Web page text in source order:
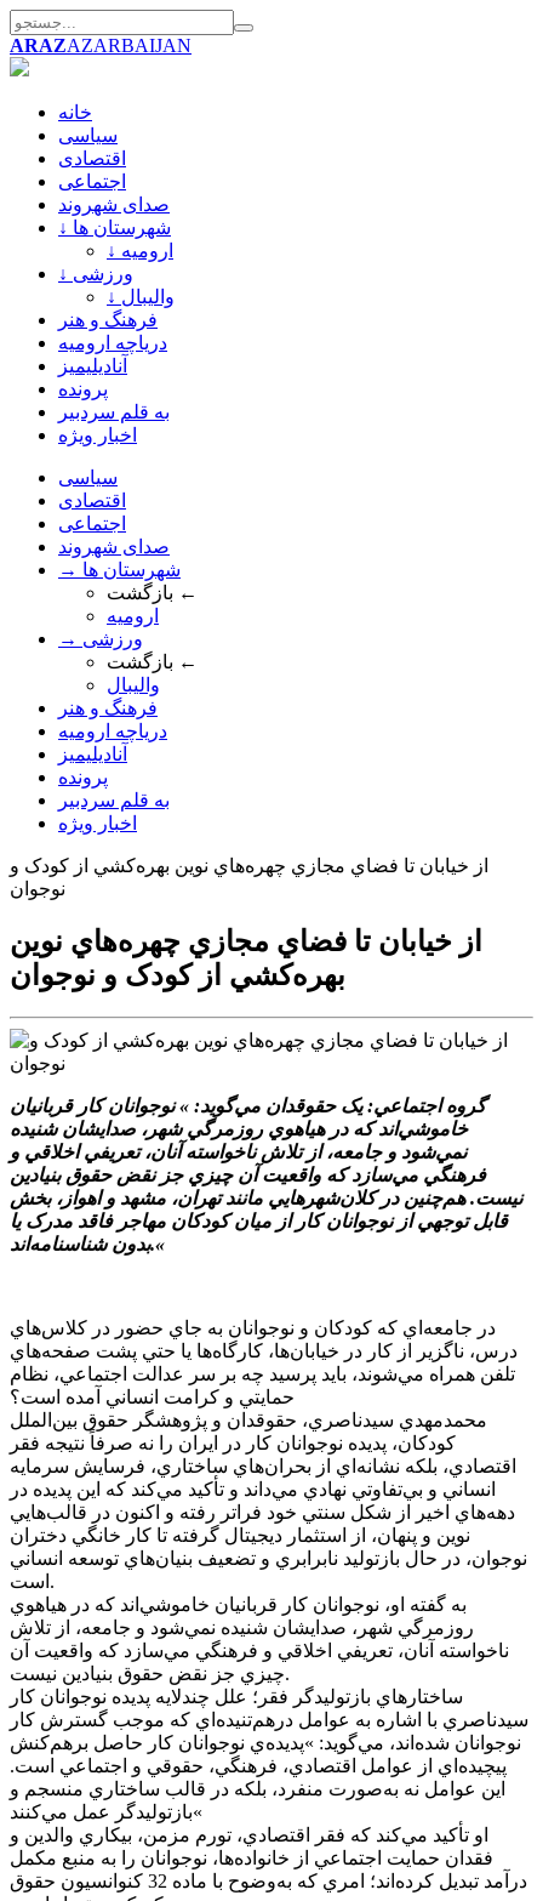
ARAZAZARBAIJAN
خانه
سیاسی
اقتصادی
اجتماعی
صدای شهروند
↓ شهرستان ها
↓ ارومیه
↓ ورزشی
↓ والیبال
فرهنگ و هنر
دریاچه ارومیه
آنادیلیمیز
پرونده
به قلم سردبیر
اخبار ویژه
سیاسی
اقتصادی
اجتماعی
صدای شهروند
→ شهرستان ها
بازگشت ←
ارومیه
→ ورزشی
بازگشت ←
والیبال
فرهنگ و هنر
دریاچه ارومیه
آنادیلیمیز
پرونده
به قلم سردبیر
اخبار ویژه
از خيابان تا فضاي مجازي چهره‌هاي نوين بهره‌کشي از کودک و
نوجوان
از خيابان تا فضاي مجازي چهره‌هاي نوين
بهره‌کشي از کودک و نوجوان
گروه اجتماعي: يک حقوقدان مي‌گويد: » نوجوانان کار قربانيان
خاموشي‌اند که در هياهوي روزمرگي شهر، صدايشان شنيده
نمي‌شود و جامعه، از تلاش ناخواسته آنان، تعريفي اخلاقي و
فرهنگي مي‌سازد که واقعيت آن چيزي جز نقض حقوق بنيادين
نيست. هم‌چنين در کلان‌شهرهايي مانند تهران، مشهد و اهواز، بخش
قابل توجهي از نوجوانان کار از ميان کودکان مهاجر فاقد مدرک يا
بدون شناسنامه‌اند.«
در جامعه‌اي که کودکان و نوجوانان به جاي حضور در کلاس‌هاي
درس، ناگزير از کار در خيابان‌ها، کارگاه‌ها يا حتي پشت صفحه‌هاي
تلفن همراه مي‌شوند، بايد پرسيد چه بر سر عدالت اجتماعي، نظام
حمايتي و کرامت انساني آمده است؟
محمدمهدي سيدناصري، حقوقدان و پژوهشگر حقوق بين‌الملل
کودکان، پديده نوجوانان کار در ايران را نه صرفاً نتيجه فقر
اقتصادي، بلکه نشانه‌اي از بحران‌هاي ساختاري، فرسايش سرمايه
انساني و بي‌تفاوتي نهادي مي‌داند و تأکيد مي‌کند که اين پديده در
دهه‌هاي اخير از شکل سنتي خود فراتر رفته و اکنون در قالب‌هايي
نوين و پنهان، از استثمار ديجيتال گرفته تا کار خانگي دختران
نوجوان، در حال بازتوليد نابرابري و تضعيف بنيان‌هاي توسعه انساني
است.
به گفته او، نوجوانان کار قربانيان خاموشي‌اند که در هياهوي
روزمرگي شهر، صدايشان شنيده نمي‌شود و جامعه، از تلاش
ناخواسته آنان، تعريفي اخلاقي و فرهنگي مي‌سازد که واقعيت آن
چيزي جز نقض حقوق بنيادين نيست.
ساختارهاي بازتوليدگر فقر؛ علل چندلايه پديده نوجوانان کار
سيدناصري با اشاره به عوامل درهم‌تنيده‌اي که موجب گسترش کار
نوجوانان شده‌اند، مي‌گويد: »پديده‌ي نوجوانان کار حاصل برهم‌کنش
پيچيده‌اي از عوامل اقتصادي، فرهنگي، حقوقي و اجتماعي است.
اين عوامل نه به‌صورت منفرد، بلکه در قالب ساختاري منسجم و
بازتوليدگر عمل مي‌کنند«
او تأکيد مي‌کند که فقر اقتصادي، تورم مزمن، بيکاري والدين و
فقدان حمايت اجتماعي از خانواده‌ها، نوجوانان را به منبع مکمل
درآمد تبديل کرده‌اند؛ امري که به‌وضوح با ماده 32 کنوانسيون حقوق